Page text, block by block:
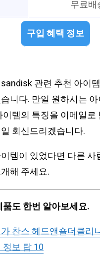
무료배
구입 혜택 정보
관련 추천 아이
니다. 만일 원하시는
이템의 특징을 이메일로
회신드리겠습니다.
템이 있었다면 다른 사
해 주세요.
도 한번 알아보세요.
찬스 헤드앤숄더클리
정보 탑 10